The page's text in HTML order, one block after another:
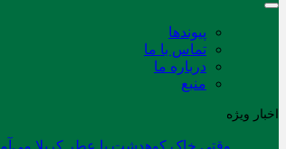
پیوندها
تماس با ما
درباره ما
منبع
اخبار ویژه
وقتی خاک کوهدشت با عطر کربلا